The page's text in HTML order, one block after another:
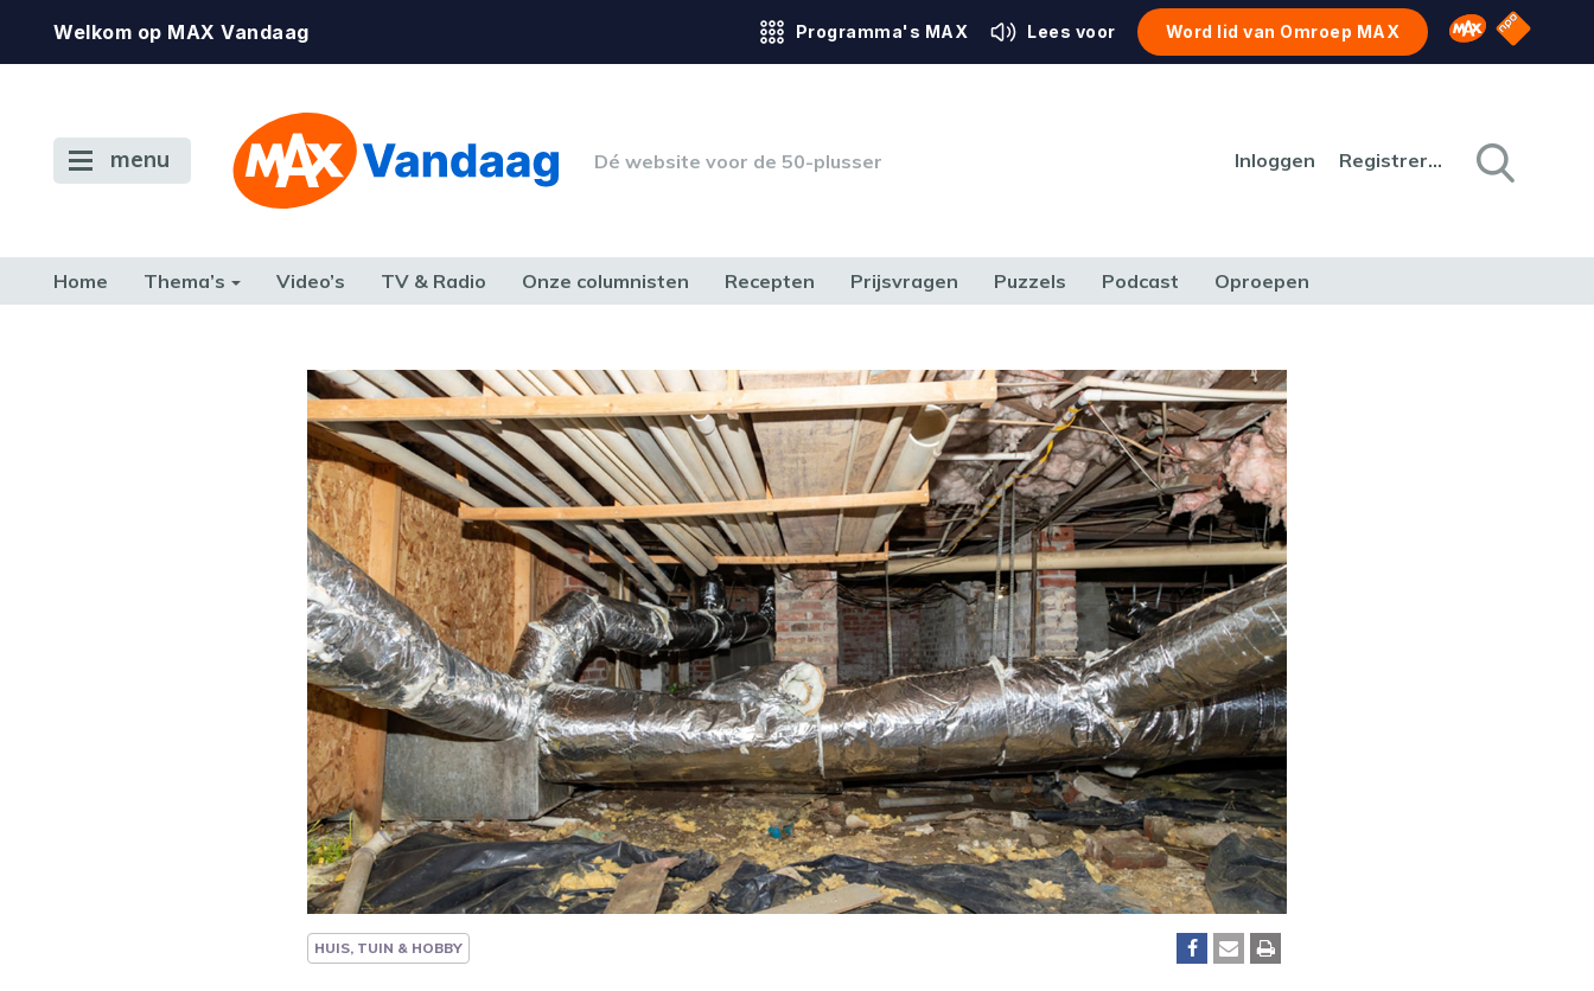
Welkom op MAX Vandaag Programma's MAX Lees voor Word lid van Omroep MAX Omroep MAX
NPO
menu Dé website voor de 50-plusser Inloggen Registreren
Home Thema’s Video’s TV & Radio Onze columnisten Recepten Prijsvragen Puzzels Podcast Oproepen
HUIS, TUIN & HOBBY